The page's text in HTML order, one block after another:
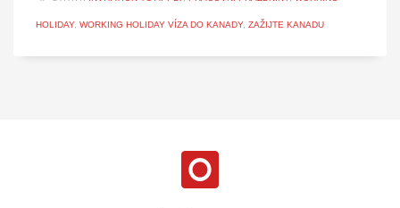
HOLIDAY, WORKING HOLIDAY VÍZA DO KANADY, ZAŽIJTE KANADU